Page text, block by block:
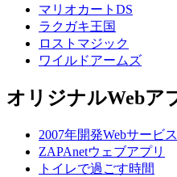
マリオカートDS
ラクガキ王国
ロストマジック
ワイルドアームズ
オリジナルWebア
2007年開発Webサービ
ZAPAnetウェブアプリ
トイレで過ごす時間